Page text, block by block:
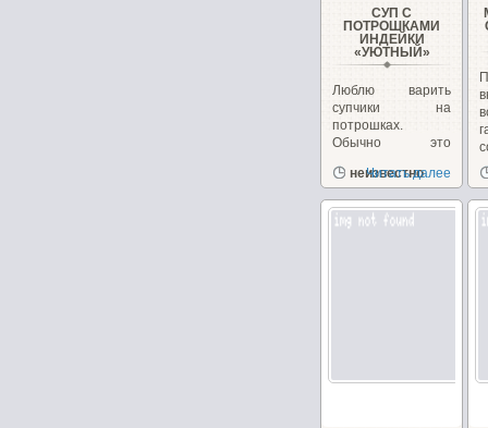
СУП С
ПОТРОШКАМИ
ИНДЕЙКИ
«УЮТНЫЙ»
Люблю варить
супчики на
потрошках.
Обычно это
сегодня у меня
неизвестно
Читать далее